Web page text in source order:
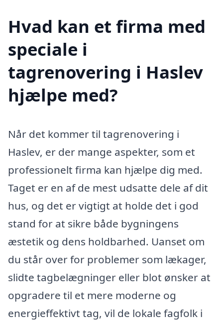
Hvad kan et firma med
speciale i
tagrenovering i Haslev
hjælpe med?
Når det kommer til tagrenovering i
Haslev, er der mange aspekter, som et
professionelt firma kan hjælpe dig med.
Taget er en af de mest udsatte dele af dit
hus, og det er vigtigt at holde det i god
stand for at sikre både bygningens
æstetik og dens holdbarhed. Uanset om
du står over for problemer som lækager,
slidte tagbelægninger eller blot ønsker at
opgradere til et mere moderne og
energieffektivt tag, vil de lokale fagfolk i